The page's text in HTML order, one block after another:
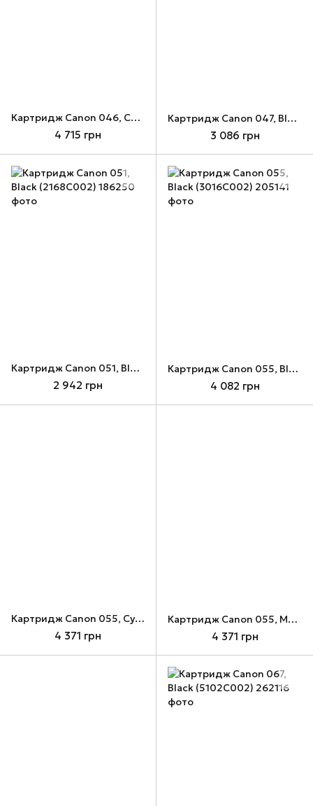
Картридж Canon 046, Cyan (1249C002)
4 715 грн
Картридж Canon 047, Black (2164C002)
3 086 грн
Картридж Canon 051, Black (2168C002)
2 942 грн
Картридж Canon 055, Black (3016C002)
4 082 грн
Картридж Canon 055, Cyan (3015C002)
4 371 грн
Картридж Canon 055, Magenta (3014C002)
4 371 грн